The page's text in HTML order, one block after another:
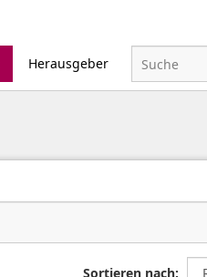
Herausgeber
Sortieren nach